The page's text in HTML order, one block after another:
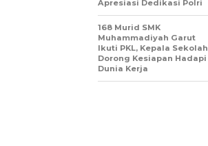
Apresiasi Dedikasi Polri
168 Murid SMK
Muhammadiyah Garut
Ikuti PKL, Kepala Sekolah
Dorong Kesiapan Hadapi
Dunia Kerja